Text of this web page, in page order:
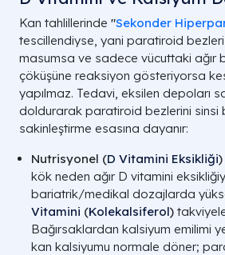
Kan tahlillerinde "Sekonder
tescillendiyse, yani paratiroid
masumsa ve sadece vücuttaki ağır
çöküşüne reaksiyon gösteriyorsa
yapılmaz. Tedavi, eksilen depoları
doldurarak paratiroid bezlerini sinsi
sakinleştirme esasına dayanır:
Nutrisyonel (D Vitamini Eksikliği
kök neden ağır D vitamini
bariatrik/medikal dozajlarda
Vitamini (Kolekalsiferol)
Bağırsaklardan kalsiyum emilimi
kan kalsiyumu normale döner;